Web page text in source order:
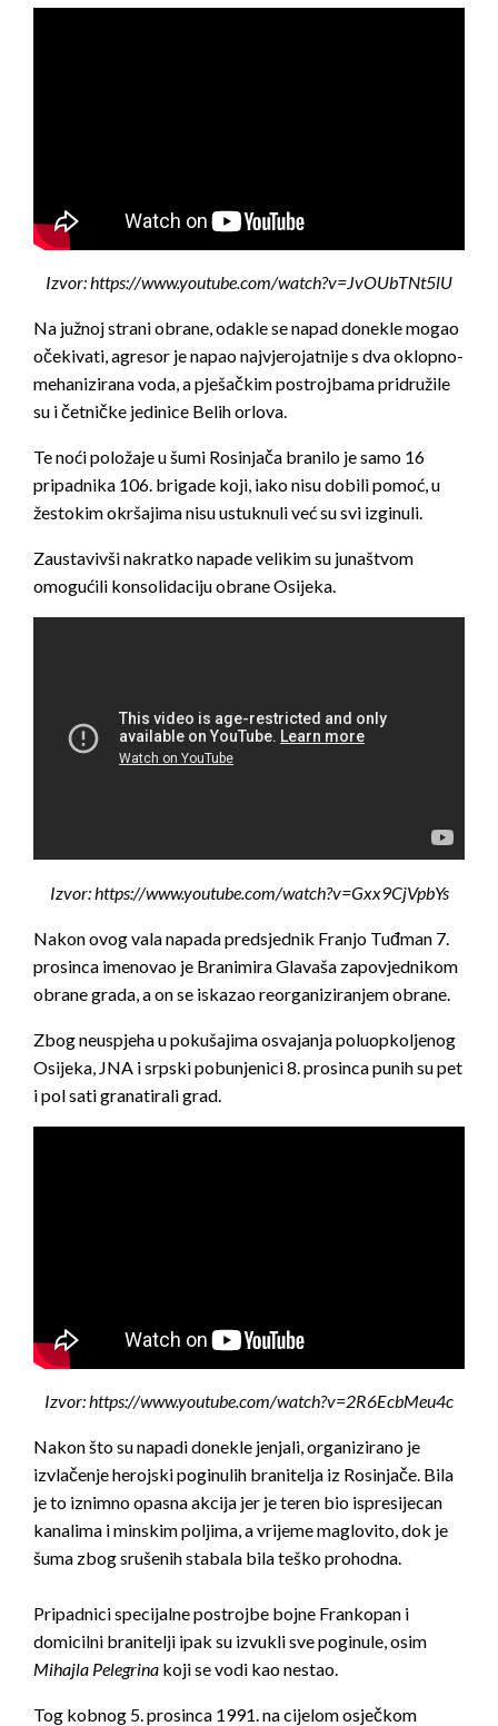
Izvor: https://www.youtube.com/watch?v=JvOUbTNt5lU
Na južnoj strani obrane, odakle se napad donekle mogao
očekivati, agresor je napao najvjerojatnije s dva oklopno-
mehanizirana voda, a pješačkim postrojbama pridružile
su i četničke jedinice Belih orlova.
Te noći položaje u šumi Rosinjača branilo je samo 16
pripadnika 106. brigade koji, iako nisu dobili pomoć, u
žestokim okršajima nisu ustuknuli već su svi izginuli.
Zaustavivši nakratko napade velikim su junaštvom
omogućili konsolidaciju obrane Osijeka.
Izvor: https://www.youtube.com/watch?v=Gxx9CjVpbYs
Nakon ovog vala napada predsjednik Franjo Tuđman 7.
prosinca imenovao je Branimira Glavaša zapovjednikom
obrane grada, a on se iskazao reorganiziranjem obrane.
Zbog neuspjeha u pokušajima osvajanja poluopkoljenog
Osijeka, JNA i srpski pobunjenici 8. prosinca punih su pet
i pol sati granatirali grad.
Izvor: https://www.youtube.com/watch?v=2R6EcbMeu4c
Nakon što su napadi donekle jenjali, organizirano je
izvlačenje herojski poginulih branitelja iz Rosinjače. Bila
je to iznimno opasna akcija jer je teren bio ispresijecan
kanalima i minskim poljima, a vrijeme maglovito, dok je
šuma zbog srušenih stabala bila teško prohodna.
Pripadnici specijalne postrojbe bojne Frankopan i
domicilni branitelji ipak su izvukli sve poginule, osim
Mihajla Pelegrina koji se vodi kao nestao.
Tog kobnog 5. prosinca 1991. na cijelom osječkom